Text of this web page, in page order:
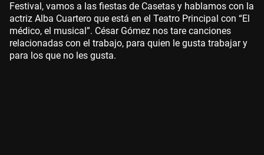
Festival, vamos a las fiestas de Casetas y hablamos con la
actriz Alba Cuartero que está en el Teatro Principal con “El
médico, el musical”. César Gómez nos tare canciones
relacionadas con el trabajo, para quien le gusta trabajar y
para los que no les gusta.